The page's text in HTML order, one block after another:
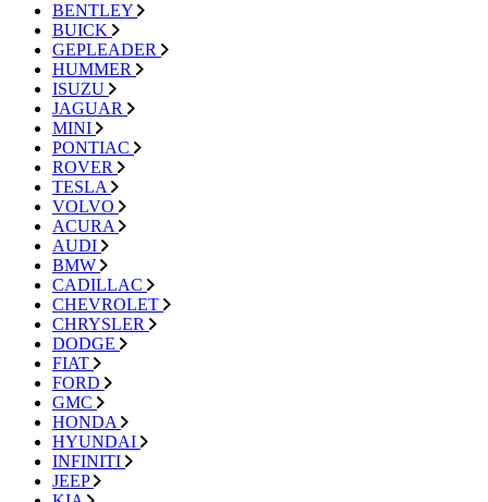
BENTLEY
BUICK
GEPLEADER
HUMMER
ISUZU
JAGUAR
MINI
PONTIAC
ROVER
TESLA
VOLVO
ACURA
AUDI
BMW
CADILLAC
CHEVROLET
CHRYSLER
DODGE
FIAT
FORD
GMC
HONDA
HYUNDAI
INFINITI
JEEP